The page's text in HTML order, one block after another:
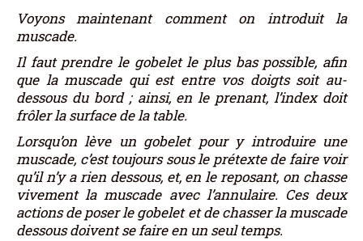
Voyons maintenant comment on introduit la
muscade.
Il faut prendre le gobelet le plus bas possible, afin
que la muscade qui est entre vos doigts soit au-
dessous du bord ; ainsi, en le prenant, l’index doit
frôler la surface de la table.
Lorsqu’on lève un gobelet pour y introduire une
muscade, c’est toujours sous le prétexte de faire voir
qu’il n’y a rien dessous, et, en le reposant, on chasse
vivement la muscade avec l’annulaire. Ces deux
actions de poser le gobelet et de chasser la muscade
dessous doivent se faire en un seul temps.